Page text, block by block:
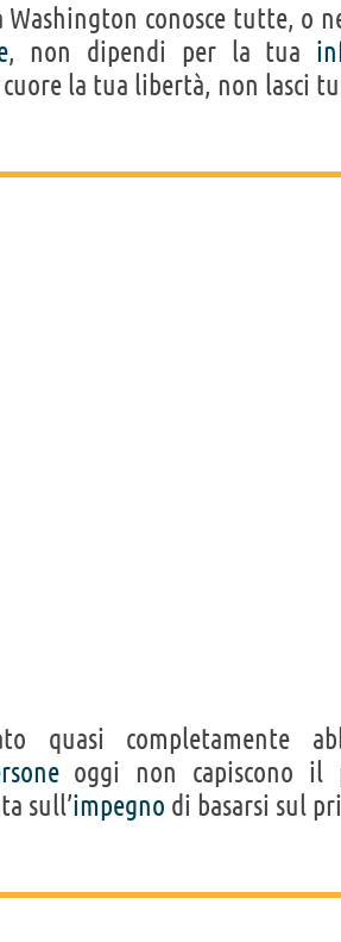
Washington conosce tutte, o
, non dipendi per la tua
cuore la tua libertà, non lasci
quasi completamente
oggi non capiscono il
sull’impegno di basarsi sul